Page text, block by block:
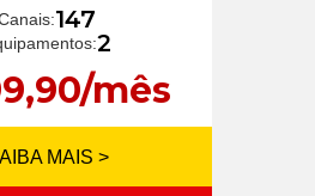
147
2
mês
MAIS >